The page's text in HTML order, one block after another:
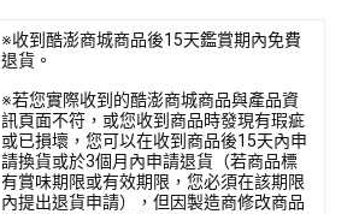
※收到酷澎商城商品後15天鑑賞期內免費
退貨。
※若您實際收到的酷澎商城商品與產品資
訊頁面不符，或您收到商品時發現有瑕疵
或已損壞，您可以在收到商品後15天內申
請換貨或於3個月內申請退貨（若商品標
有賞味期限或有效期限，您必須在該期限
內提出退貨申請），但因製造商修改商品